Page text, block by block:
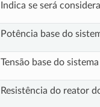
Indica se será
Potência base do
Tensão base do
Resistência do reator